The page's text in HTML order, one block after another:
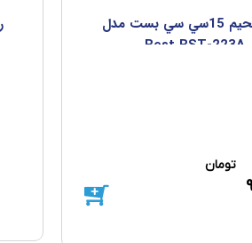
روغن لحيم 15سي سي بست مدل
Best BST-223A
تومان